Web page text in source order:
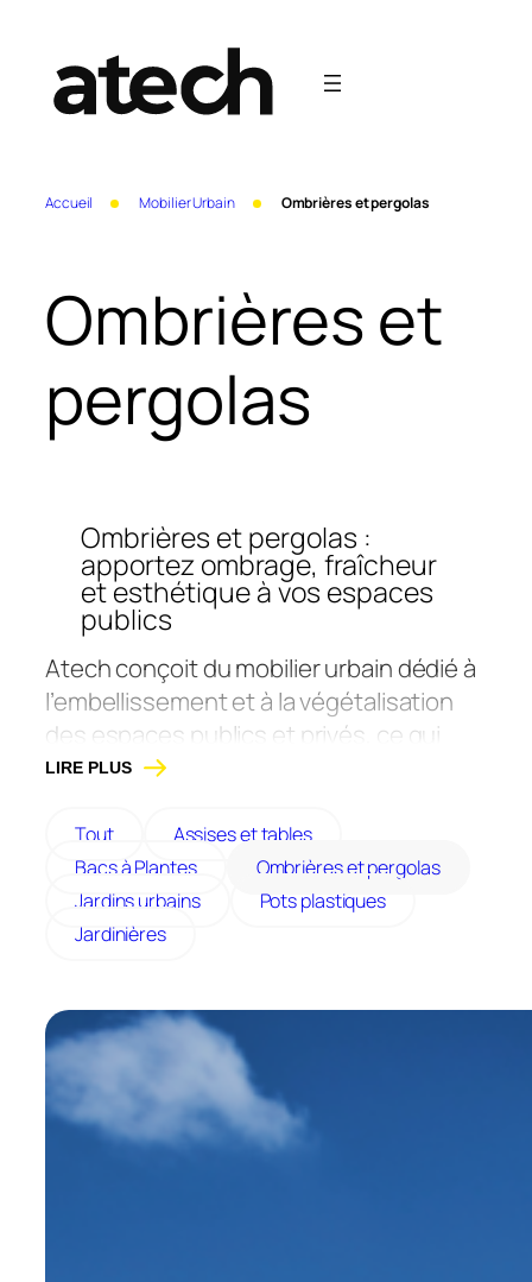
contenu
Accueil Mobilier Urbain Ombrières et pergolas
Ombrières et
pergolas
Ombrières et pergolas :
apportez ombrage, fraîcheur
et esthétique à vos espaces
publics
Atechconçoit du mobilier urbain dédié à
l’embellissement et à la végétalisation
des espaces publics et privés, ce qui
contribue au retour de la nature en ville.
cette démarche en favorisant la création
d’îlots de fraîcheur et en améliorant le
confort des usagers.
Elle propose des solutions de jardins
que l’acier galvanisé, l’acier peint,
l’aluminium peint, l’acier corten ou le bois.
Elle fabrique entièrement son mobilier en
France, dans le Maine-et-Loire, et le
LIRE PLUS
Tout
Assises et tables
Bacs à Plantes
Ombrières et pergolas
Jardins urbains
Pots plastiques
Jardinières